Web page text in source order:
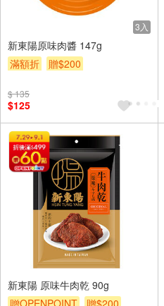
3入
新東陽原味肉醬 147g
滿額折
贈$200
$ 135
$125
新東陽 原味牛肉乾 90g
贈OPENPOINT
贈$200